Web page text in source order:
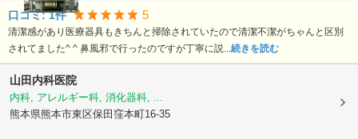
口コミ:1件 5
清潔感があり医療器具もきちんと掃除されていたので清潔不潔がちゃんと区別
されてました^ ^ 鼻風邪で行ったのですが丁寧に説...続きを読む
山田内科医院
内科, アレルギー科, 消化器科, ...
熊本県熊本市東区保田窪本町16-35